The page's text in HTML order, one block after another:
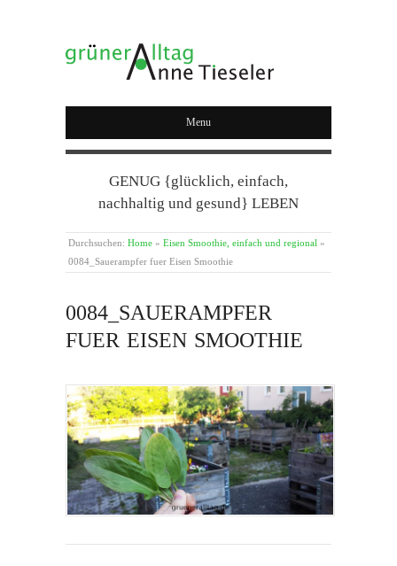
GRÜNER ALLTAG
Menu
GENUG {glücklich, einfach,
nachhaltig und gesund} LEBEN
Durchsuchen: Home » Eisen Smoothie, einfach und regional »
0084_Sauerampfer fuer Eisen Smoothie
0084_SAUERAMPFER
FUER EISEN SMOOTHIE